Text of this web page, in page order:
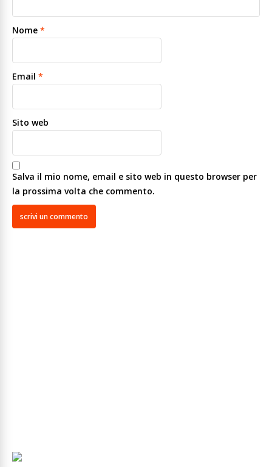
Nome *
Email *
Sito web
Salva il mio nome, email e sito web in questo browser per
la prossima volta che commento.